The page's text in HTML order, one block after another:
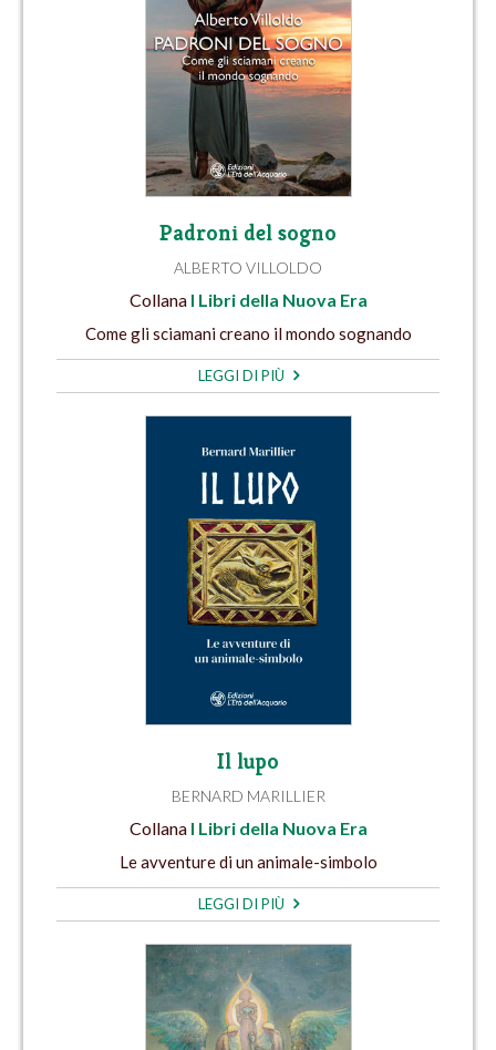
Padroni del sogno
ALBERTO VILLOLDO
Collana I Libri della Nuova Era
Come gli sciamani creano il mondo sognando
LEGGI DI PIÙ
Il lupo
BERNARD MARILLIER
Collana I Libri della Nuova Era
Le avventure di un animale-simbolo
LEGGI DI PIÙ